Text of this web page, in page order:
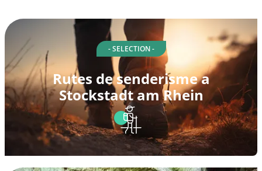
- SELECTION -
Rutes de senderisme a
Stockstadt am Rhein